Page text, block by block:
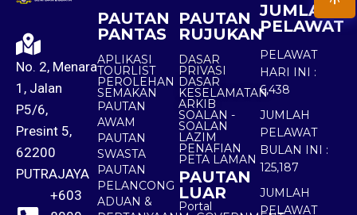
No. 2, Menara
1, Jalan
P5/6,
Presint 5,
62200
PUTRAJAYA
+603
PAUTAN
PANTAS
APLIKASI
TOURLIST
PEROLEHAN
SEMAKAN
PAUTAN
AWAM
PAUTAN
SWASTA
PAUTAN
PELANCONG
ADUAN &
PAUTAN
RUJUKAN
DASAR
PRIVASI
DASAR
KESELAMATAN
ARKIB
SOALAN -
SOALAN
LAZIM
PENAFIAN
PETA LAMAN
PAUTAN
LUAR
Portal
JUMLAH
PELAWAT
PELAWAT
HARI INI :
6,438
JUMLAH
PELAWAT
BULAN INI :
125,187
JUMLAH
PELAWAT